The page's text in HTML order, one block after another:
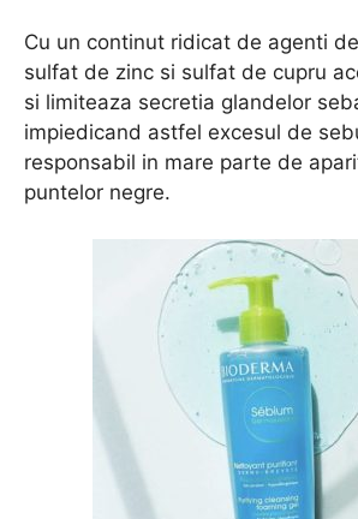
Cu un continut ridicat de agenti
sulfat de zinc si sulfat de cupru
si limiteaza secretia glandelor
impiedicand astfel excesul de
responsabil in mare parte de
puntelor negre.